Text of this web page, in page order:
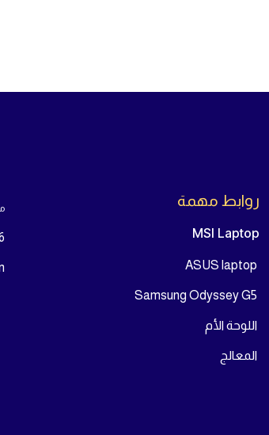
من : روابط مهمة
MSI Laptop
ASUS laptop
Samsung Odyssey G5
اللوحة الأم
المعالج